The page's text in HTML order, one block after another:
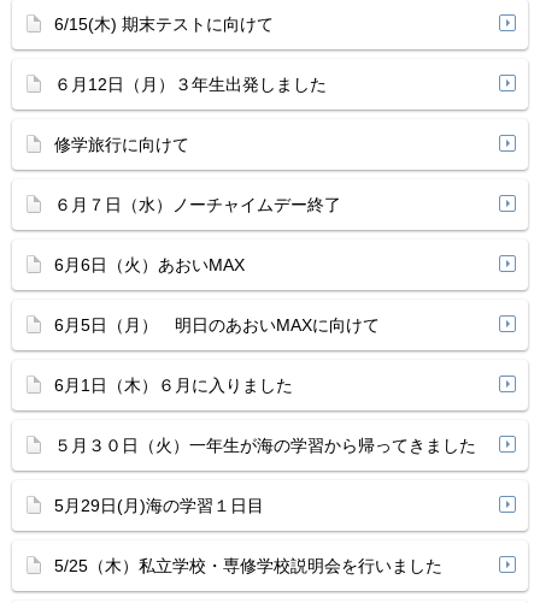
6/15(木) 期末テストに向けて
６月12日（月）３年生出発しました
修学旅行に向けて
６月７日（水）ノーチャイムデー終了
6月6日（火）あおいMAX
6月5日（月） 明日のあおいMAXに向けて
6月1日（木）６月に入りました
５月３０日（火）一年生が海の学習から帰ってきました
5月29日(月)海の学習１日目
5/25（木）私立学校・専修学校説明会を行いました